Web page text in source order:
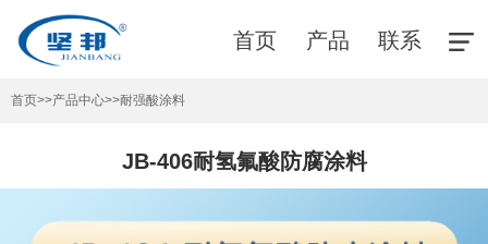
首页 产品 联系
首页>>产品中心>>耐强酸涂料
JB-406耐氢氟酸防腐涂料